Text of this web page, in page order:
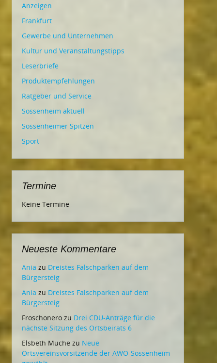
Anzeigen
Frankfurt
Gewerbe und Unternehmen
Kultur und Veranstaltungstipps
Leserbriefe
Produktempfehlungen
Ratgeber und Service
Sossenheim aktuell
Sossenheimer Spitzen
Sport
Termine
Keine Termine
Neueste Kommentare
Ania zu Dreistes Falschparken auf dem
Bürgersteig
Ania zu Dreistes Falschparken auf dem
Bürgersteig
Froschonero zu Drei CDU-Anträge für die
nächste Sitzung des Ortsbeirats 6
Elsbeth Muche zu Neue
Ortsvereinsvorsitzende der AWO-Sossenheim